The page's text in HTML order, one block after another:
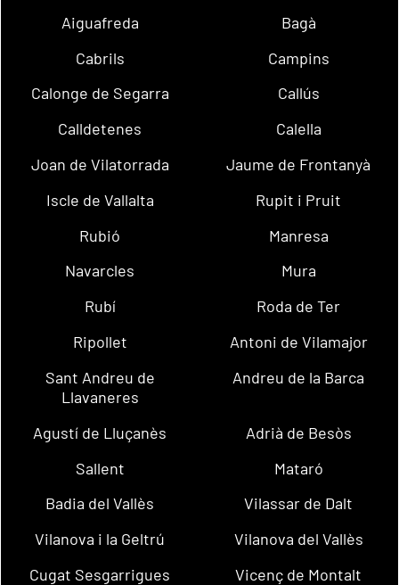
Aiguafreda
Bagà
Cabrils
Campins
Calonge de Segarra
Callús
Calldetenes
Calella
Joan de Vilatorrada
Jaume de Frontanyà
Iscle de Vallalta
Rupit i Pruit
Rubió
Manresa
Navarcles
Mura
Rubí
Roda de Ter
Ripollet
Antoni de Vilamajor
Sant Andreu de
Llavaneres
Andreu de la Barca
Agustí de Lluçanès
Adrià de Besòs
Sallent
Mataró
Badia del Vallès
Vilassar de Dalt
Vilanova i la Geltrú
Vilanova del Vallès
Cugat Sesgarrigues
Vicenç de Montalt